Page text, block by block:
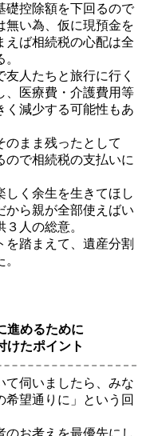
礎控除額を下回るので
無い為、仮に現預金を
えば相続税の心配は全
人たちと旅行に行く
、医療費・介護費用等
く減少する可能性もあ
のまま残ったとして
ので相続税の支払いに
しく余生を生きてほし
から親が全部使えばい
人の総意。
を踏まえて、遺産分割
進めるために
けたポイント
て伺いましたら、みな
希望通りに」という回